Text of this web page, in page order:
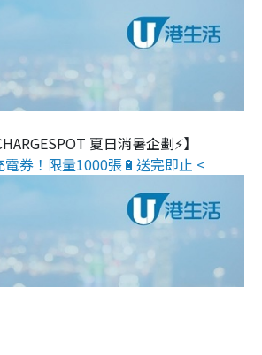
夏日消暑企劃⚡】
電券！限量1000張🔋送完即止 <